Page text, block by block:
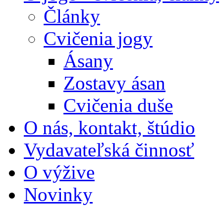
Články
Cvičenia jogy
Ásany
Zostavy ásan
Cvičenia duše
O nás, kontakt, štúdio
Vydavateľská činnosť
O výžive
Novinky